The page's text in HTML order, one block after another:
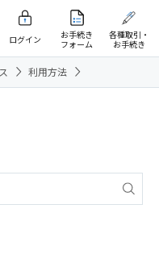
ログイン
お手続き
フォーム
各種取引・
お手続き
利用方法